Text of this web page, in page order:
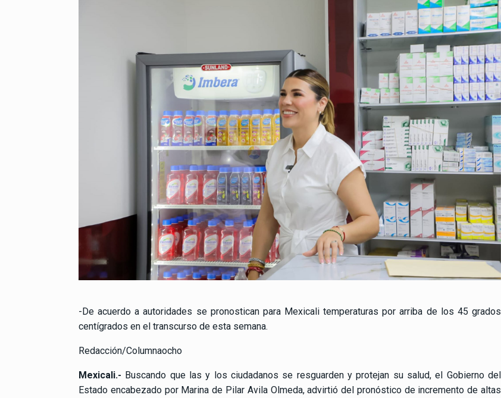
-De acuerdo a autoridades se pronostican para Mexicali temperaturas por arriba de los 45 grados
centígrados en el transcurso de esta semana.
Redacción/Columnaocho
Mexicali.- Buscando que las y los ciudadanos se resguarden y protejan su salud, el Gobierno del
Estado encabezado por Marina de Pilar Avila Olmeda, advirtió del pronóstico de incremento de altas